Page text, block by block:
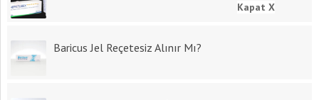
Baricus Jel Reçetesiz Alınır Mı?
Kapat X